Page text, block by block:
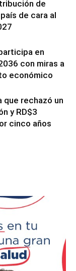
de
de cara al
en
con miras a
económico
que rechazó un
y RD$3
cinco años